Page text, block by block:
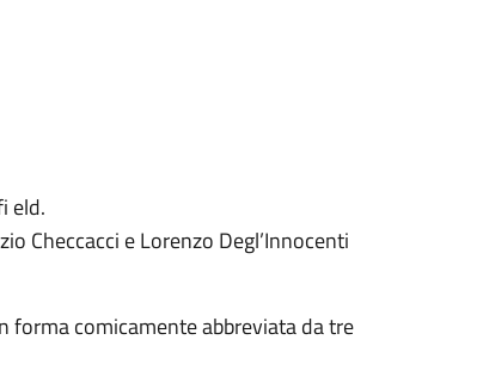
eld.
Checcacci e Lorenzo Degl’Innocenti
forma comicamente abbreviata da tre